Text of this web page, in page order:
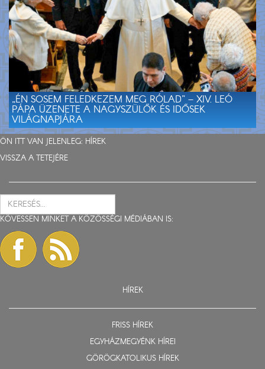
„ÉN SOSEM FELEDKEZEM MEG RÓLAD” – XIV. LEÓ
PÁPA ÜZENETE A NAGYSZÜLŐK ÉS IDŐSEK
VILÁGNAPJÁRA
ÖN ITT VAN JELENLEG: HÍREK
VISSZA A TETEJÉRE
KÖVESSEN MINKET A KÖZÖSSÉGI MÉDIÁBAN IS:
HÍREK
FRISS HÍREK
EGYHÁZMEGYÉNK HÍREI
GÖRÖGKATOLIKUS HÍREK